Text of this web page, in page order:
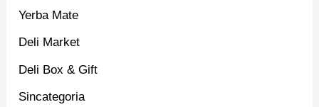
Yerba Mate
Deli Market
Deli Box & Gift
Sincategoria